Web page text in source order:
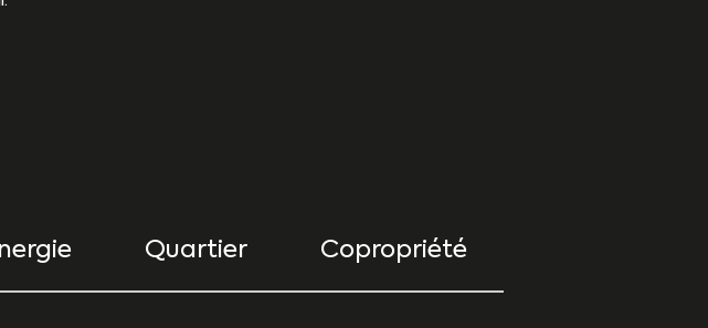
Quartier Copropriété